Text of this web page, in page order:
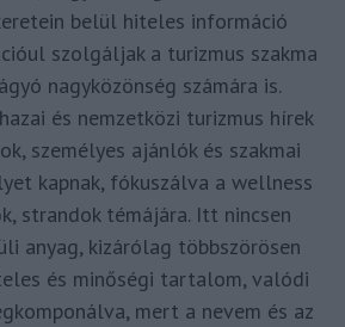
belül hiteles információ
szolgáljak a turizmus szakma
nagyközönség számára is.
és nemzetközi turizmus hírek
személyes ajánlók és szakmai
kapnak, fókuszálva a wellness
strandok témájára. Itt nincsen
anyag, kizárólag többszörösen
és minőségi tartalom, valódi
mert a nevem és az